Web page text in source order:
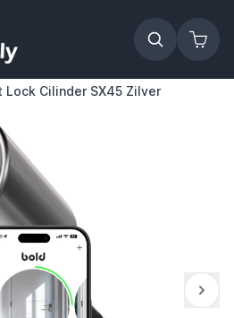
Lock Cilinder SX45 Zilver